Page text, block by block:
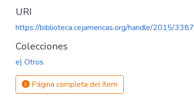
URI
https://biblioteca.cejamericas.org/handle/2015/3387
Colecciones
e) Otros
Página completa del ítem